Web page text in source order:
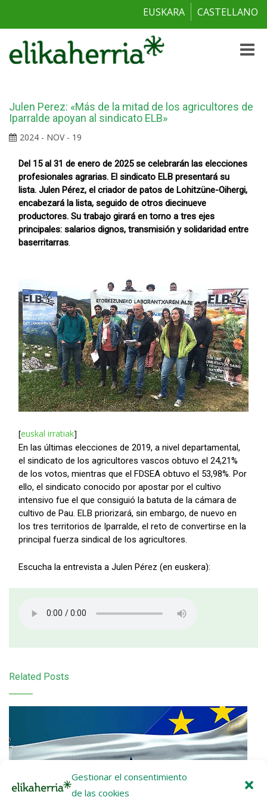
Gestionar el consentimiento
de las cookies
EUSKARA CASTELLANO
Toggle
Julen Perez: «Más de la mitad de los agricultores de
Iparralde apoyan al sindicato ELB»
2024 - NOV - 19
Del 15 al 31 de enero de 2025 se celebrarán las elecciones
profesionales agrarias. El sindicato ELB presentará su
lista. Julen Pérez, el criador de patos de Lohitzüne-Oihergi,
encabezará la lista, seguido de otros diecinueve
productores. Su trabajo girará en torno a tres ejes
principales: salarios dignos, transmisión y solidaridad entre
baserritarras.
[euskal irratiak]
En las últimas elecciones de 2019, a nivel departamental,
el sindicato de los agricultores vascos obtuvo el 24,21%
de los votos, mientras que el FDSEA obtuvo el 53,98%. Por
ello, el sindicato conocido por apostar por el cultivo
intensivo fue el que consiguió la batuta de la cámara de
cultivo de Pau. ELB priorizará, sin embargo, de nuevo en
los tres territorios de Iparralde, el reto de convertirse en la
principal fuerza sindical de los agricultores.
Escucha la entrevista a Julen Pérez (en euskera):
Related Posts